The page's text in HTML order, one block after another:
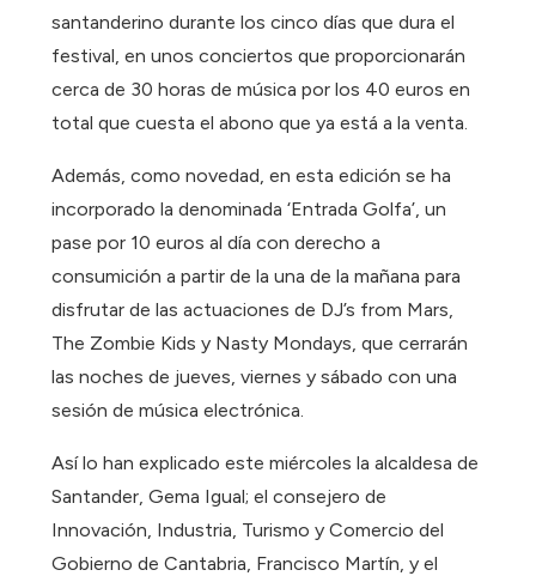
santanderino durante los cinco días que dura el
festival, en unos conciertos que proporcionarán
cerca de 30 horas de música por los 40 euros en
total que cuesta el abono que ya está a la venta.
Además, como novedad, en esta edición se ha
incorporado la denominada ‘Entrada Golfa’, un
pase por 10 euros al día con derecho a
consumición a partir de la una de la mañana para
disfrutar de las actuaciones de DJ’s from Mars,
The Zombie Kids y Nasty Mondays, que cerrarán
las noches de jueves, viernes y sábado con una
sesión de música electrónica.
Así lo han explicado este miércoles la alcaldesa de
Santander, Gema Igual; el consejero de
Innovación, Industria, Turismo y Comercio del
Gobierno de Cantabria, Francisco Martín, y el